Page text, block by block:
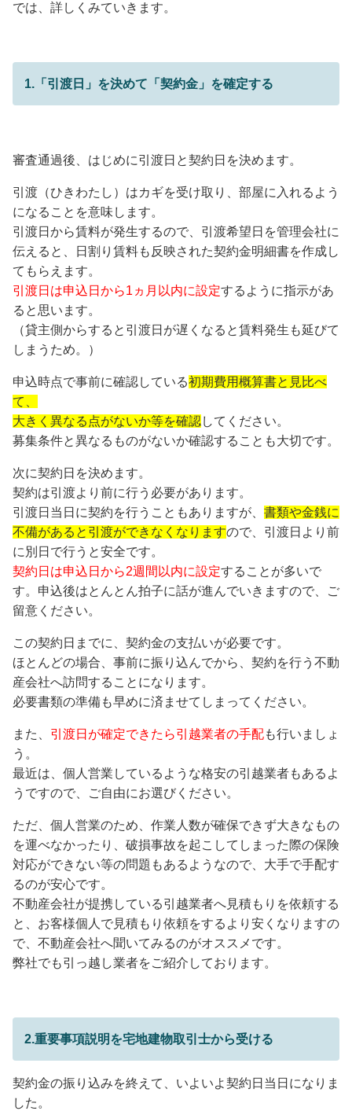
では、詳しくみていきます。
1.「引渡日」を決めて「契約金」を確定する
審査通過後、はじめに引渡日と契約日を決めます。
引渡（ひきわたし）はカギを受け取り、部屋に入れるよう
になることを意味します。
引渡日から賃料が発生するので、引渡希望日を管理会社に
伝えると、日割り賃料も反映された契約金明細書を作成し
てもらえます。
引渡日は申込日から1ヵ月以内に設定するように指示があ
ると思います。
（貸主側からすると引渡日が遅くなると賃料発生も延びて
しまうため。）
申込時点で事前に確認している初期費用概算書と見比べ
て、
大きく異なる点がないか等を確認してください。
募集条件と異なるものがないか確認することも大切です。
次に契約日を決めます。
契約は引渡より前に行う必要があります。
引渡日当日に契約を行うこともありますが、 書類や金銭に
不備があると引渡ができなくなりますので、引渡日より前
に別日で行うと安全です。
契約日は申込日から2週間以内に設定することが多いで
す。申込後はとんとん拍子に話が進んでいきますので、ご
留意ください。
この契約日までに、契約金の支払いが必要です。
ほとんどの場合、事前に振り込んでから、契約を行う不動
産会社へ訪問することになります。
必要書類の準備も早めに済ませてしまってください。
また、 引渡日が確定できたら引越業者の手配も行いましょ
う。
最近は、個人営業しているような格安の引越業者もあるよ
うですので、ご自由にお選びください。
ただ、個人営業のため、作業人数が確保できず大きなもの
を運べなかったり、破損事故を起こしてしまった際の保険
対応ができない等の問題もあるようなので、大手で手配す
るのが安心です。
不動産会社が提携している引越業者へ見積もりを依頼する
と、お客様個人で見積もり依頼をするより安くなりますの
で、不動産会社へ聞いてみるのがオススメです。
弊社でも引っ越し業者をご紹介しております。
2.重要事項説明を宅地建物取引士から受ける
契約金の振り込みを終えて、いよいよ契約日当日になりま
した。